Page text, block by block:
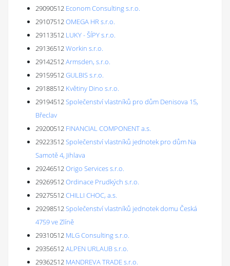
29090512 Econom Consulting s.r.o.
29107512OMEGA HR s.r.o.
29113512 LUKY - ŠÍPY s.r.o.
29136512Workin s.r.o.
29142512Armsden, s.r.o.
29159512GULBIS s.r.o.
29188512 Květiny Dino s.r.o.
29194512Společenství vlastníků pro dům Denisova 15,
Břeclav
29200512 FINANCIAL COMPONENT a.s.
29223512Společenství vlastníků jednotek pro dům Na
Samotě 4, Jihlava
29246512Origo Services s.r.o.
29269512Ordinace Prudkých s.r.o.
29275512CHILLI CHOC, a.s.
29298512Společenství vlastníků jednotek domu Česká
4759 ve Zlíně
29310512 MLG Consulting s.r.o.
29356512ALPEN URLAUB s.r.o.
29362512 MANDREVA TRADE s.r.o.